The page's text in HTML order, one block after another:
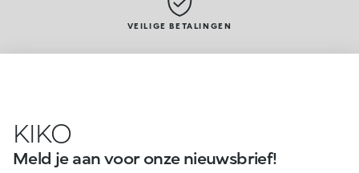
VEILIGE BETALINGEN
KIKO
Meld je aan voor onze nieuwsbrief!